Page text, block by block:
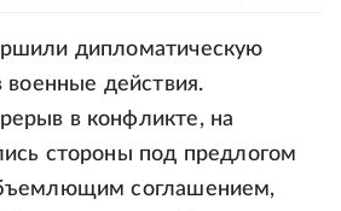
дипломатическую
военные действия.
в конфликте, на
стороны под предлогом
соглашением,